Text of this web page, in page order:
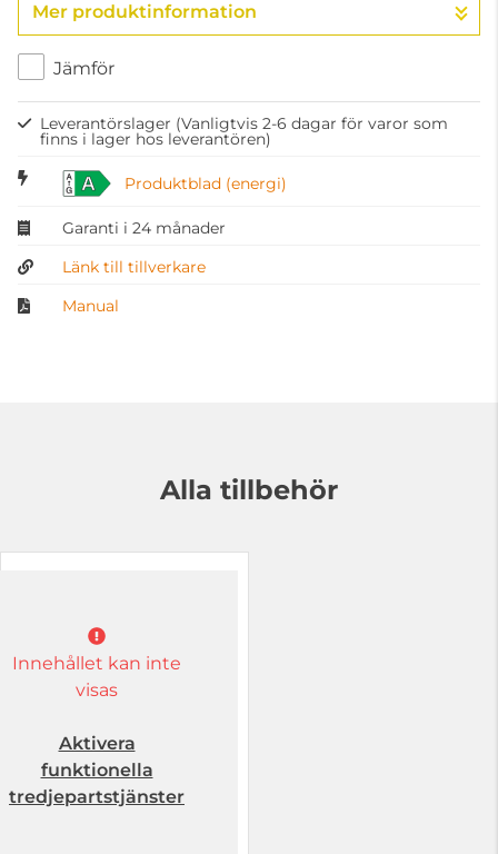
Gå till kassan
Mer produktinformation
Jämför
Leverantörslager (Vanligtvis 2-6 dagar för varor som
finns i lager hos leverantören)
A Produktblad (energi)
Garanti i 24 månader
Länk till tillverkare
Manual
Alla tillbehör
Innehållet kan inte
visas
Aktivera
funktionella
tredjepartstjänster